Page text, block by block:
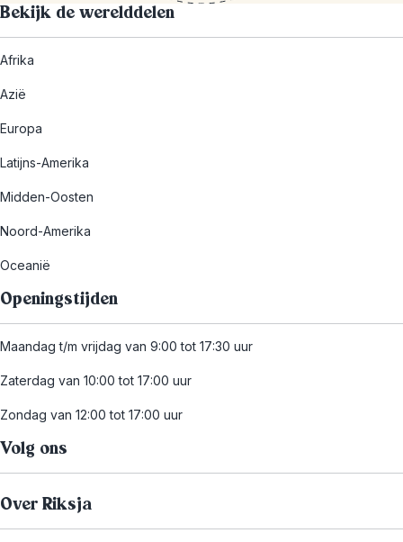
Bekijk de werelddelen
Afrika
Azië
Europa
Latijns-Amerika
Midden-Oosten
Noord-Amerika
Oceanië
Openingstijden
Maandag t/m vrijdag van 9:00 tot 17:30 uur
Zaterdag van 10:00 tot 17:00 uur
Zondag van 12:00 tot 17:00 uur
Volg ons
Over Riksja